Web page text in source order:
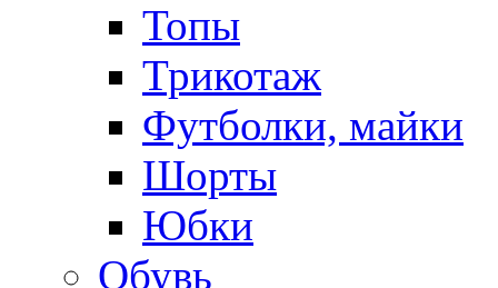
Топы
Трикотаж
Футболки, майки
Шорты
Юбки
Обувь